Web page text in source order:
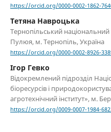
https://orcid.org/0000-0002-1862-
Тетяна Навроцька
Тернопільський національний
Пулюя, м. Тернопіль, Україна
https://orcid.org/0000-0002-8926-
Ігор Гевко
Відокремлений підрозділ
біоресурсів і
агротехнічний інститут», м.
https://orcid.org/0009-0007-1984-